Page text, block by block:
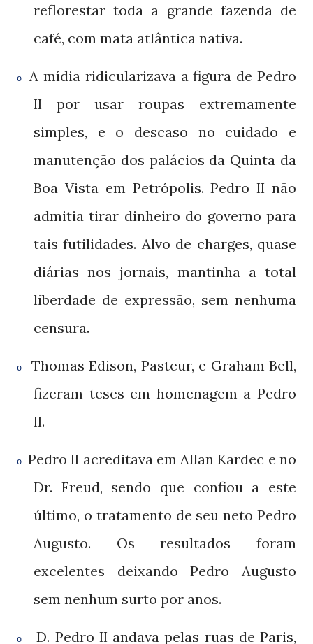
reflorestar toda a grande fazenda de
café, com mata atlântica nativa.
o A mídia ridicularizava a figura de Pedro
II por usar roupas extremamente
simples, e o descaso no cuidado e
manutenção dos palácios da Quinta da
Boa Vista em Petrópolis. Pedro II não
admitia tirar dinheiro do governo para
tais futilidades. Alvo de charges, quase
diárias nos jornais, mantinha a total
liberdade de expressão, sem nenhuma
censura.
o
Thomas Edison, Pasteur, e Graham Bell,
fizeram teses em homenagem a Pedro
II.
o PedroII acreditava em Allan Kardec e no
Dr. Freud, sendo que confiou a este
último, o tratamento de seu neto Pedro
Augusto. Os resultados foram
excelentes deixando Pedro Augusto
sem nenhum surto por anos.
o D. Pedro IIandava pelas ruas de Paris,